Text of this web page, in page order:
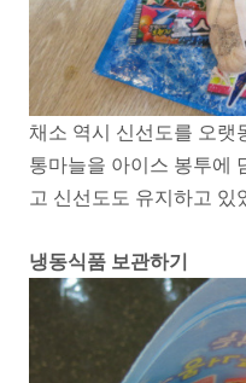
채소 역시 신선도를 오랫
통마늘을 아이스 봉투에
고 신선도도 유지하고 있
냉동식품 보관하기